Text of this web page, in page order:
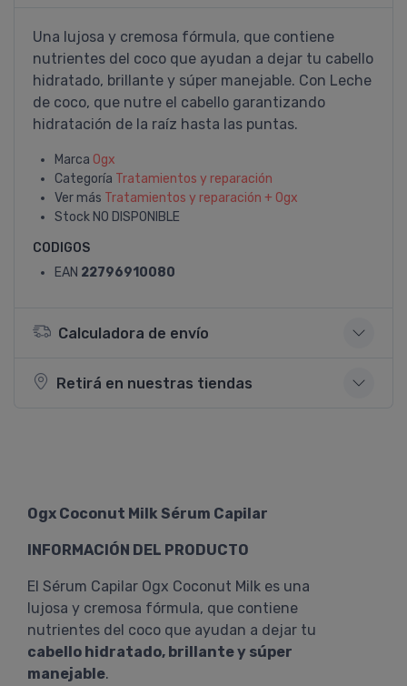
Una lujosa y cremosa fórmula, que contiene
nutrientes del coco que ayudan a dejar tu cabello
hidratado, brillante y súper manejable. Con Leche
de coco, que nutre el cabello garantizando
hidratación de la raíz hasta las puntas.
Marca Ogx
Categoría Tratamientos y reparación
Ver más Tratamientos y reparación + Ogx
Stock NO DISPONIBLE
CODIGOS
EAN 22796910080
Calculadora de envío
Retirá en nuestras tiendas
Ogx Coconut Milk Sérum Capilar
INFORMACIÓN DEL PRODUCTO
El Sérum Capilar Ogx Coconut Milk es una
lujosa y cremosa fórmula, que contiene
nutrientes del coco que ayudan a dejar tu
cabello hidratado, brillante y súper
manejable.